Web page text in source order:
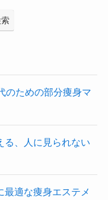
のための部分痩身マ
る、人に見られない
適な痩身エステメ